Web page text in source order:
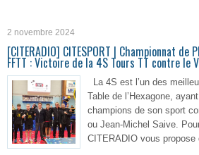
2 novembre 2024
[CITERADIO] CITESPORT | Championnat de
FFTT : Victoire de la 4S Tours TT contre le
La 4S est l’un des
Table de l’Hexagone,
champions de son sport
ou Jean-Michel Saive.
CITERADIO vous